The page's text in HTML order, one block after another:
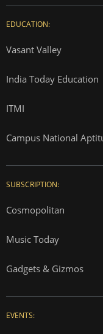
EDUCATION:
Vasant Valley
India Today Education
ITMI
Campus National
SUBSCRIPTION:
Cosmopolitan
Music Today
Gadgets & Gizmos
EVENTS: